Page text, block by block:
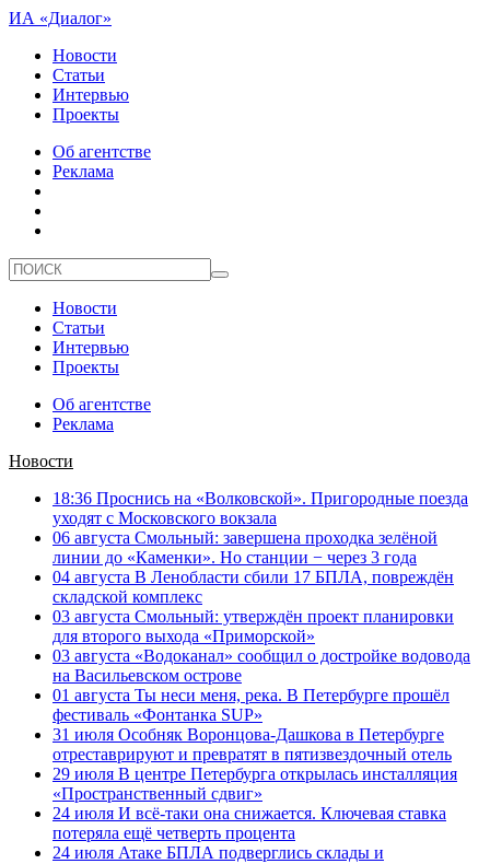
ИА «Диалог»
Новости
Статьи
Интервью
Проекты
Об агентстве
Реклама
Новости
Статьи
Интервью
Проекты
Об агентстве
Реклама
Новости
18:36 Проснись на «Волковской». Пригородные поезда
уходят с Московского вокзала
06 августа Смольный: завершена проходка зелёной
линии до «Каменки». Но станции − через 3 года
04 августа В Ленобласти сбили 17 БПЛА, повреждён
складской комплекс
03 августа Смольный: утверждён проект планировки
для второго выхода «Приморской»
03 августа «Водоканал» сообщил о достройке водовода
на Васильевском острове
01 августа Ты неси меня, река. В Петербурге прошёл
фестиваль «Фонтанка SUP»
31 июля Особняк Воронцова-Дашкова в Петербурге
отреставрируют и превратят в пятизвездочный отель
29 июля В центре Петербурга открылась инсталляция
«Пространственный сдвиг»
24 июля И всё-таки она снижается. Ключевая ставка
потеряла ещё четверть процента
24 июля Атаке БПЛА подверглись склады и